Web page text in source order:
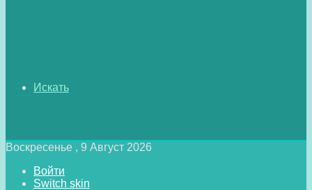
Искать
Воскресенье , 9 Август 2026
Войти
Switch skin